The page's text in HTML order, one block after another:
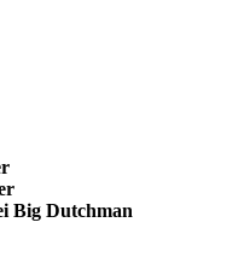
Big Dutchman